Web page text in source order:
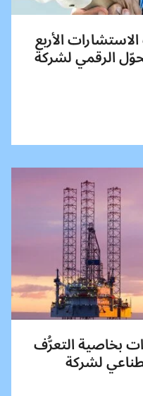
الأربع
الرقمي لشركة
بخاصية التعرُّف
لشركة